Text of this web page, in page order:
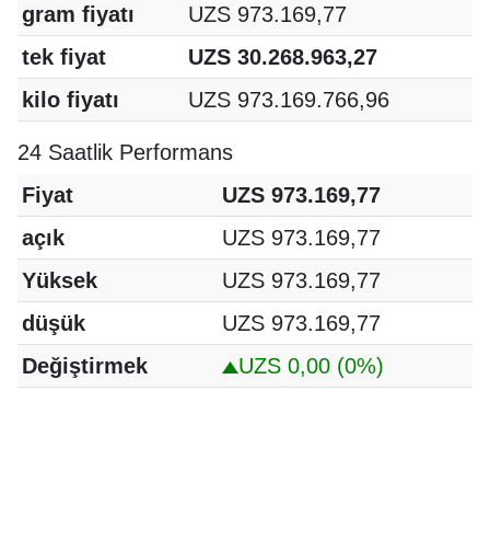
gram fiyatı
UZS 973.169,77
tek fiyat
UZS 30.268.963,27
kilo fiyatı
UZS 973.169.766,96
24 Saatlik Performans
Fiyat
UZS 973.169,77
açık
UZS 973.169,77
Yüksek
UZS 973.169,77
düşük
UZS 973.169,77
Değiştirmek
UZS 0,00 (0%)